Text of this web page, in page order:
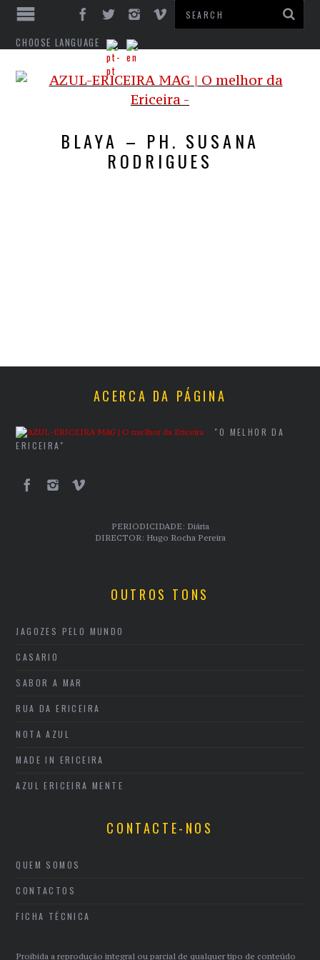
CHOOSE LANGUAGE
BLAYA – PH. SUSANA
RODRIGUES
ACERCA DA PÁGINA
"O MELHOR DA
ERICEIRA"
PERIODICIDADE: Diária
DIRECTOR: Hugo Rocha Pereira
OUTROS TONS
JAGOZES PELO MUNDO
CASARIO
SABOR A MAR
RUA DA ERICEIRA
NOTA AZUL
MADE IN ERICEIRA
AZUL ERICEIRA MENTE
CONTACTE-NOS
QUEM SOMOS
CONTACTOS
FICHA TÉCNICA
Proibida a reprodução integral ou parcial de qualquer tipo de conteúdo